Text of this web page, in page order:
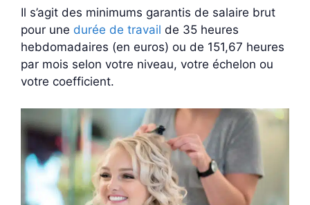
Il s’agit des minimums garantis de salaire brut
pour une durée de travail de 35 heures
hebdomadaires (en euros) ou de 151,67 heures
par mois selon votre niveau, votre échelon ou
votre coefficient.